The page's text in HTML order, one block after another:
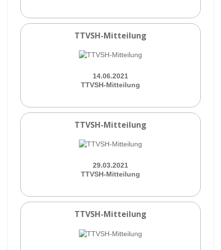
TTVSH-Mitteilung
14.06.2021
TTVSH-Mitteilung
TTVSH-Mitteilung
29.03.2021
TTVSH-Mitteilung
TTVSH-Mitteilung